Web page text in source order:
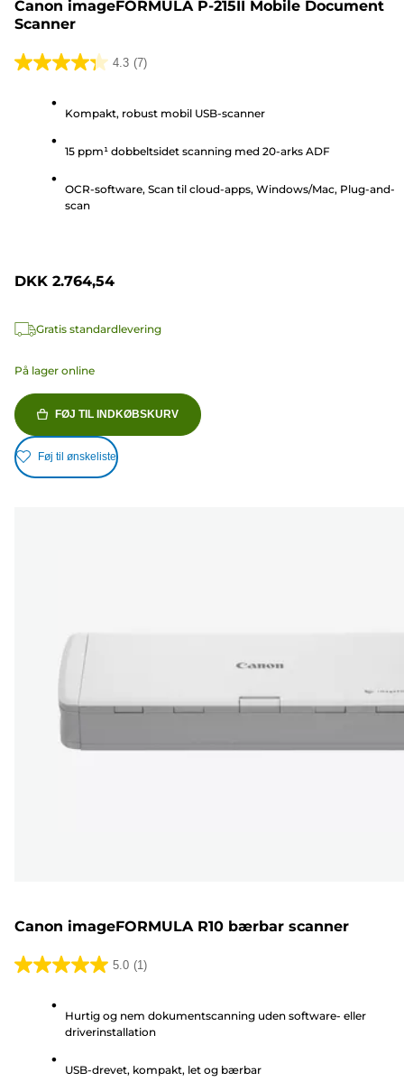
Canon imageFORMULA P-215II Mobile Document
Scanner
4.3 (7)
4.3
stjerner.
anmeldelser
Kompakt, robust mobil USB-scanner
15 ppm¹ dobbeltsidet scanning med 20-arks ADF
OCR-software, Scan til cloud-apps, Windows/Mac, Plug-and-
scan
DKK 2.764,54
Gratis standardlevering
På lager online
FØJ TIL INDKØBSKURV
Føj til ønskeliste
Canon imageFORMULA R10 bærbar scanner
5.0 (1)
5.0
stjerner.
Hurtig og nem dokumentscanning uden software- eller
driverinstallation
USB-drevet, kompakt, let og bærbar